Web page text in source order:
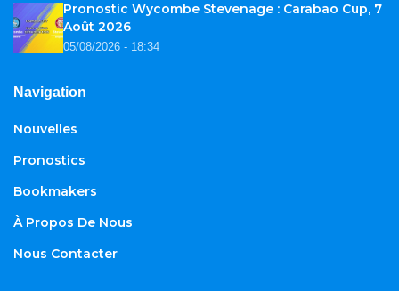
Pronostic Wycombe Stevenage : Carabao Cup, 7
Août 2026
05/08/2026 - 18:34
Navigation
Nouvelles
Pronostics
Bookmakers
À Propos De Nous
Nous Contacter